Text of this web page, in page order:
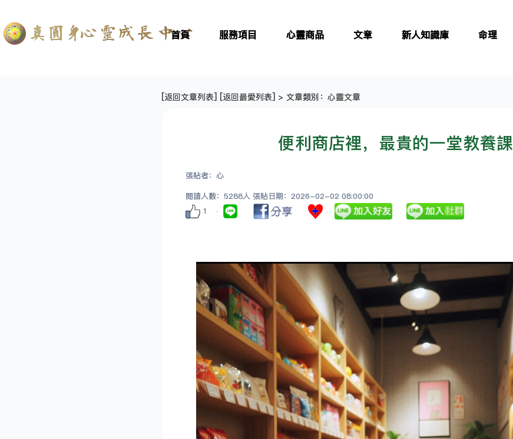
首頁 服務項目 心靈商品 文章 新人知識庫 命理
[返回文章列表] [返回最愛列表] > 文章類別：心靈文章
便利商店裡，最貴的一堂教養課
張貼者：心
閱讀人數：5288人 張貼日期：2026-02-02 08:00:00
1